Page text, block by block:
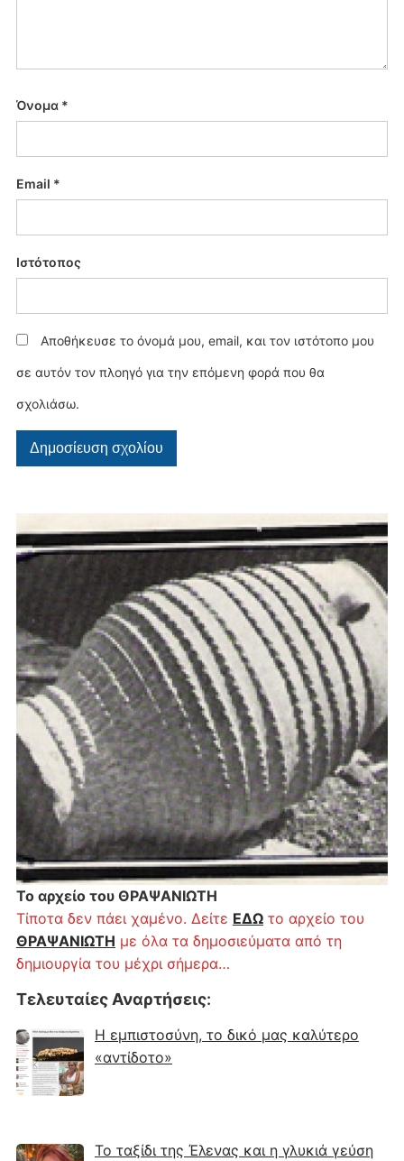
Το αρχείο του ΘΡΑΨΑΝΙΩΤΗ
Τίποτα δεν πάει χαμένο. Δείτε ΕΔΩτο αρχείο του
ΘΡΑΨΑΝΙΩΤΗ με όλα τα δημοσιεύματα από τη
δημιουργία του μέχρι σήμερα…
Τελευταίες Αναρτήσεις:
Η εμπιστοσύνη, το δικό μας καλύτερο
«αντίδοτο»
Το ταξίδι της Έλενας και η γλυκιά γεύση
Όνομα *
Email *
Ιστότοπος
Αποθήκευσε το όνομά μου, email, και τον ιστότοπο μου
σε αυτόν τον πλοηγό για την επόμενη φορά που θα
σχολιάσω.